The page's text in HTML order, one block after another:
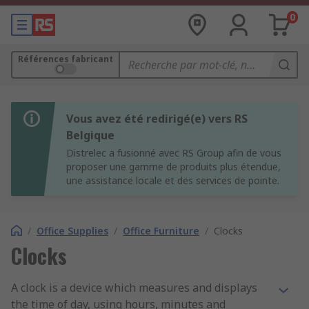
0
Références fabricant
Vous avez été redirigé(e) vers RS
Belgique
Distrelec a fusionné avec RS Group afin de vous
proposer une gamme de produits plus étendue,
une assistance locale et des services de pointe.
/ Office Supplies / Office Furniture / Clocks
Clocks
A clock is a device which measures and displays
the time of day, using hours, minutes and